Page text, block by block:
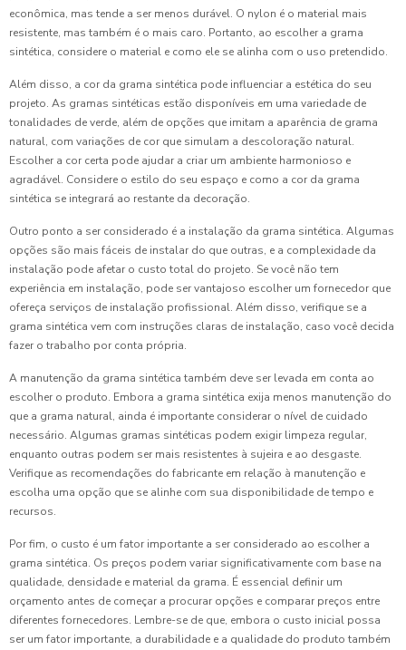
econômica, mas tende a ser menos durável. O nylon é o material mais
resistente, mas também é o mais caro. Portanto, ao escolher a grama
sintética, considere o material e como ele se alinha com o uso pretendido.
Além disso, a cor da grama sintética pode influenciar a estética do seu
projeto. As gramas sintéticas estão disponíveis em uma variedade de
tonalidades de verde, além de opções que imitam a aparência de grama
natural, com variações de cor que simulam a descoloração natural.
Escolher a cor certa pode ajudar a criar um ambiente harmonioso e
agradável. Considere o estilo do seu espaço e como a cor da grama
sintética se integrará ao restante da decoração.
Outro ponto a ser considerado é a instalação da grama sintética. Algumas
opções são mais fáceis de instalar do que outras, e a complexidade da
instalação pode afetar o custo total do projeto. Se você não tem
experiência em instalação, pode ser vantajoso escolher um fornecedor que
ofereça serviços de instalação profissional. Além disso, verifique se a
grama sintética vem com instruções claras de instalação, caso você decida
fazer o trabalho por conta própria.
A manutenção da grama sintética também deve ser levada em conta ao
escolher o produto. Embora a grama sintética exija menos manutenção do
que a grama natural, ainda é importante considerar o nível de cuidado
necessário. Algumas gramas sintéticas podem exigir limpeza regular,
enquanto outras podem ser mais resistentes à sujeira e ao desgaste.
Verifique as recomendações do fabricante em relação à manutenção e
escolha uma opção que se alinhe com sua disponibilidade de tempo e
recursos.
Por fim, o custo é um fator importante a ser considerado ao escolher a
grama sintética. Os preços podem variar significativamente com base na
qualidade, densidade e material da grama. É essencial definir um
orçamento antes de começar a procurar opções e comparar preços entre
diferentes fornecedores. Lembre-se de que, embora o custo inicial possa
ser um fator importante, a durabilidade e a qualidade do produto também